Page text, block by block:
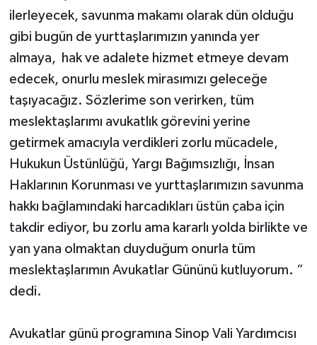
ilerleyecek, savunma makamı olarak dün olduğu
gibi bugün de yurttaşlarımızın yanında yer
almaya, hak ve adalete hizmet etmeye devam
edecek, onurlu meslek mirasımızı geleceğe
taşıyacağız. Sözlerime son verirken, tüm
meslektaşlarımı avukatlık görevini yerine
getirmek amacıyla verdikleri zorlu mücadele,
Hukukun Üstünlüğü, Yargı Bağımsızlığı, İnsan
Haklarının Korunması ve yurttaşlarımızın savunma
hakkı bağlamındaki harcadıkları üstün çaba için
takdir ediyor, bu zorlu ama kararlı yolda birlikte ve
yan yana olmaktan duyduğum onurla tüm
meslektaşlarımın Avukatlar Gününü kutluyorum. “
dedi.
Avukatlar günü programına Sinop Vali Yardımcısı